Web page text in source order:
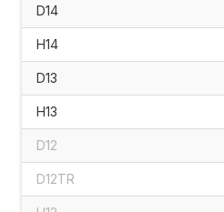
D14
H14
D13
H13
D12
D12TR